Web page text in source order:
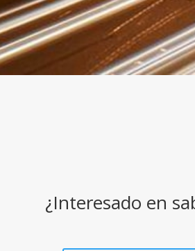
¿Interesado en